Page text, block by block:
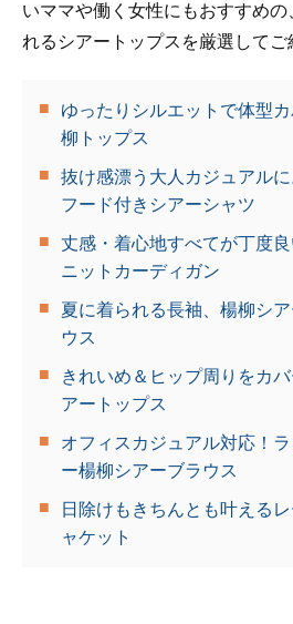
いママや働く女性にもおすすめ
れるシアートップスを厳選してご
ゆったりシルエットで体型
柳トップス
抜け感漂う大人カジュアル
フード付きシアーシャツ
丈感・着心地すべてが丁度
ニットカーディガン
夏に着られる長袖、楊柳シ
ウス
きれいめ＆ヒップ周りをカ
アートップス
オフィスカジュアル対応！
ー楊柳シアーブラウス
日除けもきちんとも叶える
ャケット